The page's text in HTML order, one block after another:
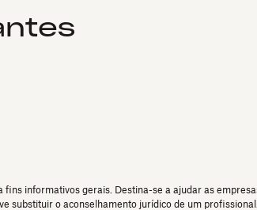
fins informativos gerais. Destina-se a ajudar as
substituir o aconselhamento jurídico de um